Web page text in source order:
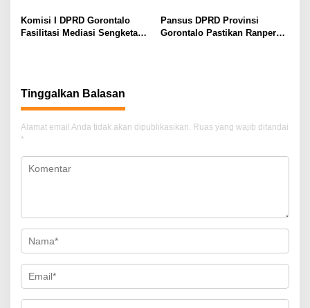
Pansus
Komisi I DPRD Gorontalo
Fasilitasi Mediasi Sengketa
Pansus DPRD Provinsi
Gorontalo Pastikan Ranperda
Tinggalkan Balasan
Alamat email Anda tidak akan dipublikasikan. Ruas yang wajib ditandai
*